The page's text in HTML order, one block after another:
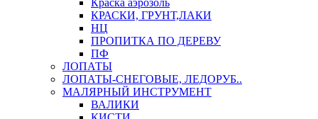
Краска аэрозоль
КРАСКИ, ГРУНТ,ЛАКИ
НЦ
ПРОПИТКА ПО ДЕРЕВУ
ПФ
ЛОПАТЫ
ЛОПАТЫ-СНЕГОВЫЕ, ЛЕДОРУБ..
МАЛЯРНЫЙ ИНСТРУМЕНТ
ВАЛИКИ